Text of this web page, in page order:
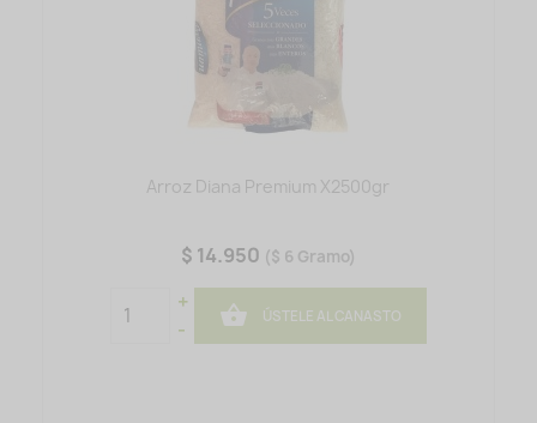
Arroz Diana Premium X2500gr
$ 14.950 ($ 6 Gramo)
+
-
 ÚSTELE AL CANASTO